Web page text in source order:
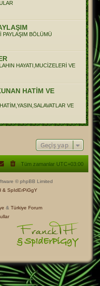
BÖLÜMÜ
HAYATI,MUCİZELERİ VE
HATİM VE
VE
Geçiş yap
Tüm zamanlar UTC+03:00
© phpBB Limited
& SpIdErPiGgY
& Türkiye Forum